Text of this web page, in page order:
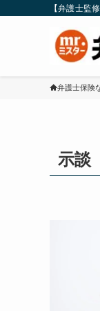
【弁護士監
弁護士保険
示談